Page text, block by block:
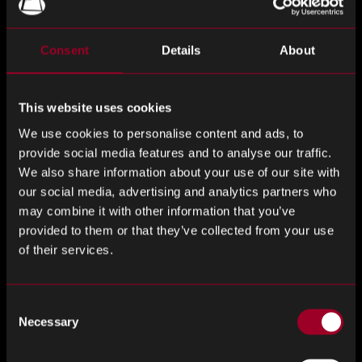
Consent Details About
This website uses cookies
We use cookies to personalise content and ads, to
provide social media features and to analyse our traffic.
We also share information about your use of our site with
our social media, advertising and analytics partners who
may combine it with other information that you’ve
provided to them or that they’ve collected from your use
of their services.
Selection
Necessary
Mantenga un enfoque flexible
tenga sus proveedores preferidos y formas de hacer las
cosas, pero un anuncio de fin de vida útil puede tirar todo
eso por la ventana.
Plus, cuando evalúa los riesgos de obsolescencia, su
estrategia aquí también debe ser flexible y tener en cuenta
el hecho de que todos los productos tendrán diferentes
requisitos.
Utiliza la previsión para anticipar la demanda
De supuesto, puede ser muy difícil predecir la